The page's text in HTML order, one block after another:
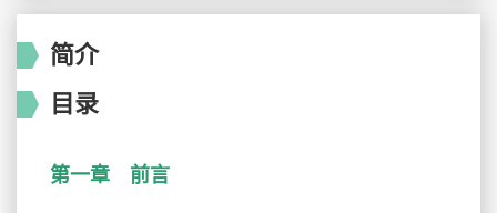
简介
目录
第一章 前言